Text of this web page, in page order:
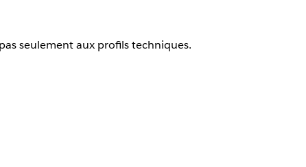
seulement aux profils techniques.